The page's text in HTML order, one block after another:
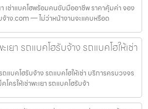
เช่าแบคโฮพร้อมคนขับมืออาชีพ ราคาคุ้มค่า จอง
าง.com — ไม่ว่าหน้างานจะแคบหรือด
เยา รถแบคโฮรับจ้าง รถแบคโฮให้เช่า
ถแบคโฮรับจ้าง รถแบคโฮให้เช่า บริการครบวงจร
ครให้เช่าพะเยา รถแบคโฮรับจ้า